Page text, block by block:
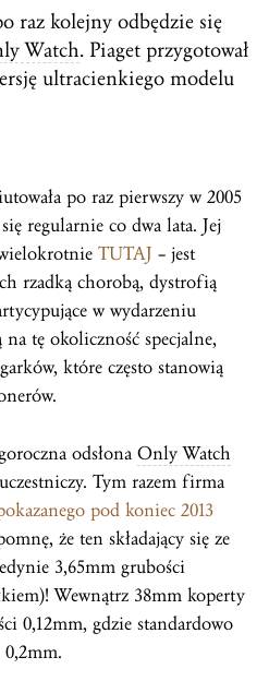
raz kolejny odbędzie się
Watch. Piaget przygotował
ultracienkiego modelu
po raz pierwszy w 2005
regularnie co dwa lata. Jej
TUTAJ – jest
rzadką chorobą, dystrofią
w wydarzeniu
tę okoliczność specjalne,
które często stanowią
odsłona Only Watch
Tym razem firma
pod koniec 2013
że ten składający się ze
3,65mm grubości
Wewnątrz 38mm koperty
0,12mm, gdzie standardowo